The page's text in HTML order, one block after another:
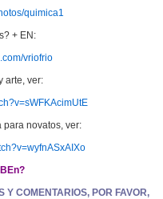
quimica1
+ EN:
vriofrio
arte, ver:
novatos, ver:
COMENTARIOS, POR FAVOR,